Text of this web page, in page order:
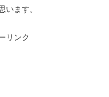
います。
リンク